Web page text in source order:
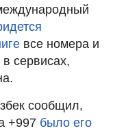
все номера и
сервисах,
сообщил,
+997 было его